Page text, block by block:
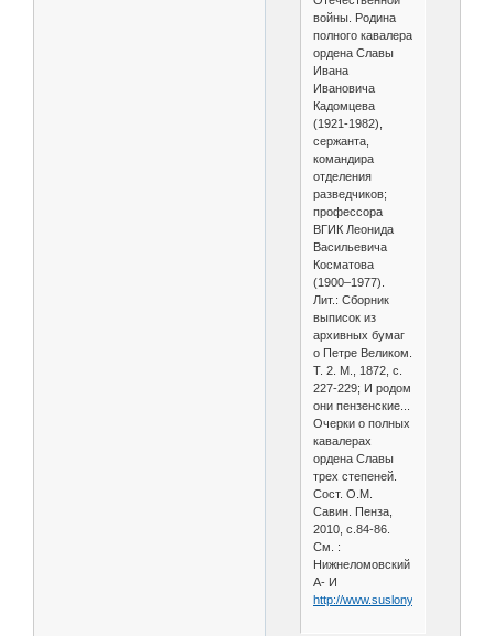
войны. Родина
полного кавалера
ордена Славы
Ивана
Ивановича
Кадомцева
(1921-1982),
сержанта,
командира
отделения
разведчиков;
профессора
ВГИК Леонида
Васильевича
Косматова
(1900–1977).
Лит.: Сборник
выписок из
архивных бумаг
о Петре Великом.
Т. 2. М., 1872, с.
227-229; И родом
они пензенские...
Очерки о полных
кавалерах
ордена Славы
трех степеней.
Сост. О.М.
Савин. Пенза,
2010, с.84-86.
См. :
Нижнеломовский
А- И
http://www.suslony.ru/